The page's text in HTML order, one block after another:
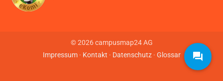
© 2026 campusmap24 AG
Impressum· Kontakt · Datenschutz· Glossar